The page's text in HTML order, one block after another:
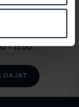
- 17.00